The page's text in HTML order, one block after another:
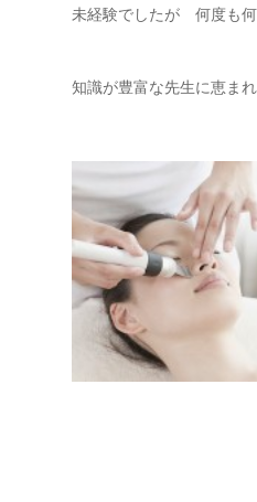
未経験でしたが 何度も何
知識が豊富な先生に恵ま